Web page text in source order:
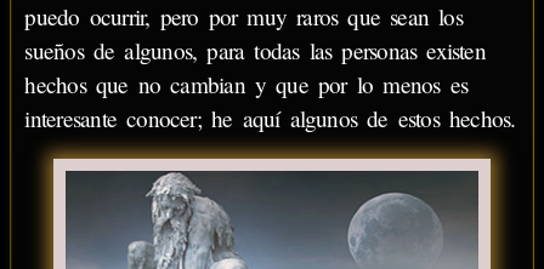
puedo ocurrir, pero por muy raros que sean los
sueños de algunos, para todas las personas existen
hechos que no cambian y que por lo menos es
interesante conocer; he aquí algunos de estos hechos.